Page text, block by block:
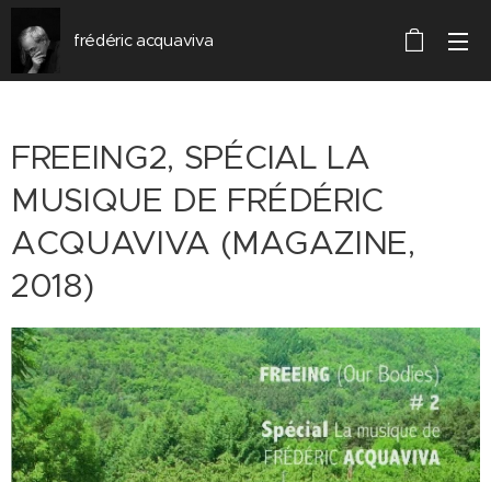
frédéric acquaviva
FREEING2, SPÉCIAL LA
MUSIQUE DE FRÉDÉRIC
ACQUAVIVA (MAGAZINE,
2018)